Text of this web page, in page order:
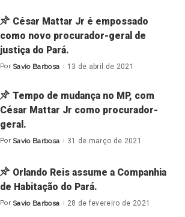
César Mattar Jr é empossado
como novo procurador-geral de
justiça do Pará.
Posted
Por Savio Barbosa 13 de abril de 2021
Tempo de mudança no MP, com
César Mattar Jr como procurador-
geral.
Posted
Por Savio Barbosa 31 de março de 2021
Orlando Reis assume a Companhia
de Habitação do Pará.
Posted
Por Savio Barbosa 28 de fevereiro de 2021